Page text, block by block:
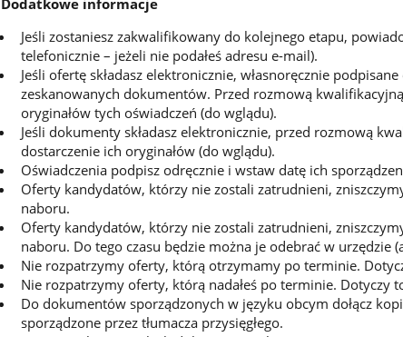
Dodatkowe informacje
Jeśli zostaniesz zakwalifikowany do kolejnego etapu,
telefonicznie – jeżeli nie podałeś adresu e-mail).
Jeśli ofertę składasz elektronicznie, własnoręcznie
zeskanowanych dokumentów. Przed rozmową
oryginałów tych oświadczeń (do wglądu).
Jeśli dokumenty składasz elektronicznie, przed rozmową
dostarczenie ich oryginałów (do wglądu).
Oświadczenia podpisz odręcznie i wstaw datę ich
Oferty kandydatów, którzy nie zostali zatrudnieni,
naboru.
Oferty kandydatów, którzy nie zostali zatrudnieni,
naboru. Do tego czasu będzie można je odebrać w urzędzie
Nie rozpatrzymy oferty, którą otrzymamy po terminie.
Nie rozpatrzymy oferty, którą nadałeś po terminie. Dotyczy
Do dokumentów sporządzonych w języku obcym dołącz
sporządzone przez tłumacza przysięgłego.